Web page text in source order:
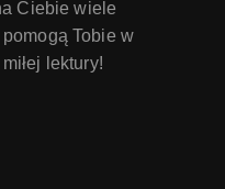
Ciebie wiele
Tobie w
lektury!